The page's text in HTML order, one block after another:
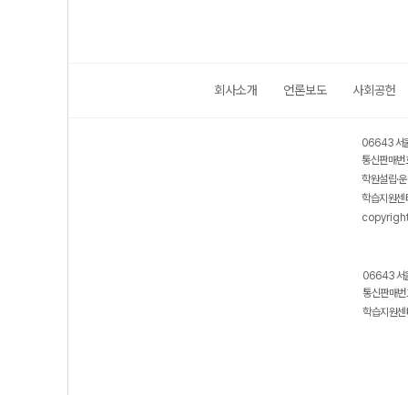
회사소개 언론보도 사회공헌
06643 서
통신판매
학원설립·
학습지원
06643 서
통신판매
학습지원